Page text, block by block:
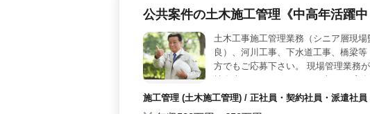
公共案件の土木施工管理《中高年活躍中
土木工事施工管理業務（シニア層現
良）、河川工事、下水道工事、橋梁
方でもご応募下さい。 現場管理業務
施工管理 (土木施工管理) / 正社員・契約社員・派遣社員